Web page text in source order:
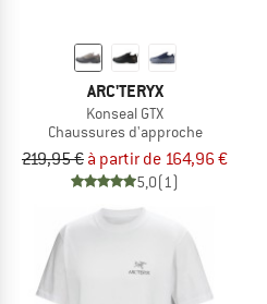
ARC'TERYX
Konseal GTX
Chaussures d'approche
219,95 € à partir de 164,96 €
5,0(1)